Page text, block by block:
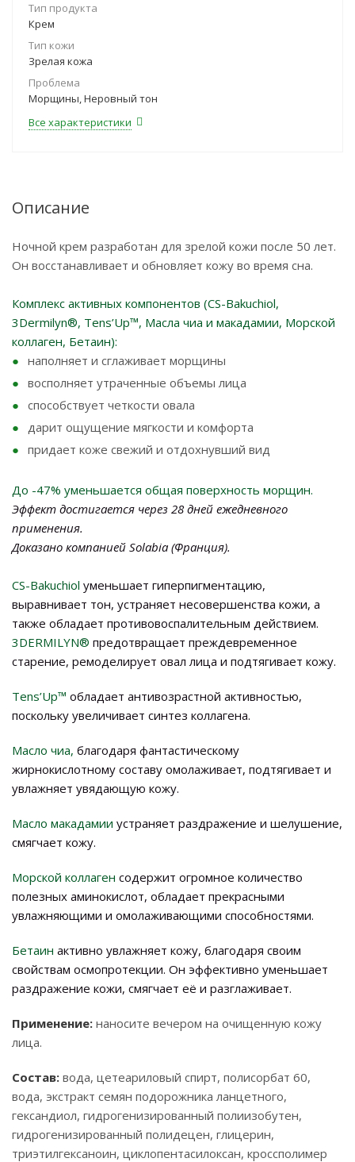
Тип продукта
Крем
Тип кожи
Зрелая кожа
Проблема
Морщины, Неровный тон
Все характеристики
Описание
Ночной крем разработан для зрелой кожи после 50 лет.
Он восстанавливает и обновляет кожу во время сна.
Комплекс активных компонентов (CS-Bakuchiol,
3Dermilyn®, Tens’Up™, Масла чиа и макадамии, Морской
коллаген, Бетаин):
наполняет и сглаживает морщины
восполняет утраченные объемы лица
способствует четкости овала
дарит ощущение мягкости и комфорта
придает коже свежий и отдохнувший вид
До -47% уменьшается общая поверхность морщин.
Эффект достигается через 28 дней ежедневного
применения.
Доказано компанией Solabia (Франция).
CS-Bakuchiol уменьшает гиперпигментацию,
выравнивает тон, устраняет несовершенства кожи, а
также обладает противовоспалительным действием.
3DERMILYN® предотвращает преждевременное
старение, ремоделирует овал лица и подтягивает кожу.
Tens’Up™ обладает антивозрастной активностью,
поскольку увеличивает синтез коллагена.
Масло чиа, благодаря фантастическому
жирнокислотному составу омолаживает, подтягивает и
увлажняет увядающую кожу.
Масло макадамии устраняет раздражение и шелушение,
смягчает кожу.
Морской коллаген содержит огромное количество
полезных аминокислот, обладает прекрасными
увлажняющими и омолаживающими способностями.
Бетаин активно увлажняет кожу, благодаря своим
свойствам осмопротекции. Он эффективно уменьшает
раздражение кожи, смягчает её и разглаживает.
Применение: наносите вечером на очищенную кожу
лица.
Состав: вода, цетеариловый спирт, полисорбат 60,
вода, экстракт семян подорожника ланцетного,
гександиол, гидрогенизированный полиизобутен,
гидрогенизированный полидецен, глицерин,
триэтилгексаноин, циклопентасилоксан, кроссполимер